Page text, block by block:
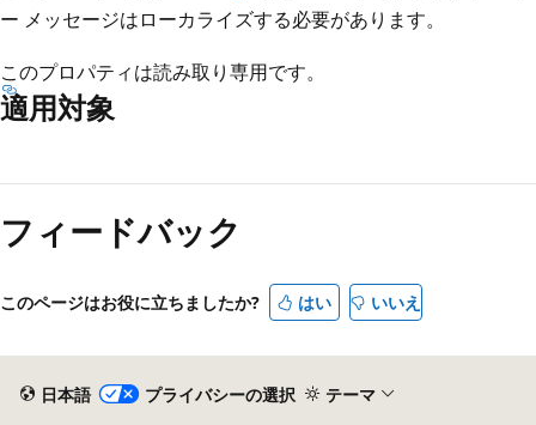
ー メッセージはローカライズする必要があります。
このプロパティは読み取り専用です。
適用対象
み
取
モ
ド
フィードバック
このページはお役に立ちましたか? はい いいえ
日本語 プライバシーの選択 テーマ